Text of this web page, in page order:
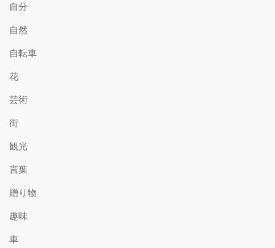
自分
自然
自転車
花
芸術
街
観光
言葉
贈り物
趣味
車